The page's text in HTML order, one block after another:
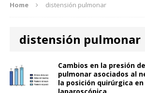
Home distensión pulmonar
distensión pulmonar
Cambios en la presión
pulmonar asociados al
la posición quirúrgica